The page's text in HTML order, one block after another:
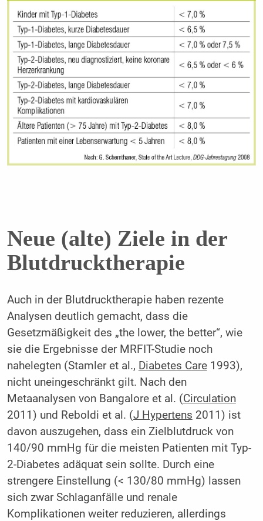
Neue (alte) Ziele in der
Blutdrucktherapie
Auch in der Blutdrucktherapie haben rezente
Analysen deutlich gemacht, dass die
Gesetzmäßigkeit des „the lower, the better“, wie
sie die Ergebnisse der MRFIT-Studie noch
nahelegten (Stamler et al., Diabetes Care1993),
nicht uneingeschränkt gilt. Nach den
Metaanalysen von Bangalore et al. (Circula­tion
2011) und Reboldi et al. (J Hypertens 2011) ist
davon auszugehen, dass ein Zielblutdruck von
140/90 mmHg für die meisten Patienten mit Typ-
2-Diabetes adäquat sein sollte. Durch eine
strengere Einstellung (< 130/80 mmHg) lassen
sich zwar Schlaganfälle und renale
Komplikationen weiter reduzieren, allerdings